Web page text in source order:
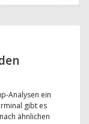
Analysen ein
gibt es
ähnlichen